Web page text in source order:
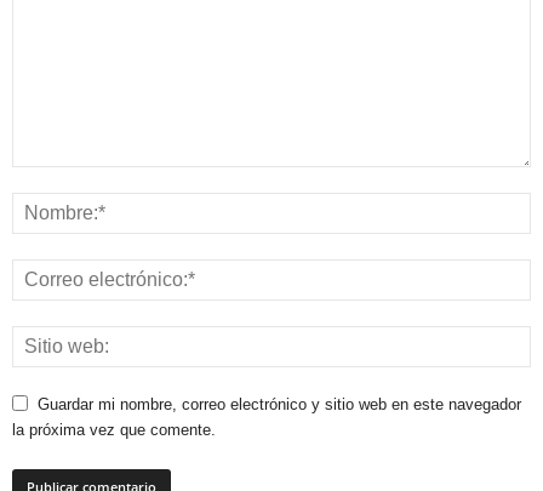
Guardar mi nombre, correo electrónico y sitio web en este navegador
la próxima vez que comente.